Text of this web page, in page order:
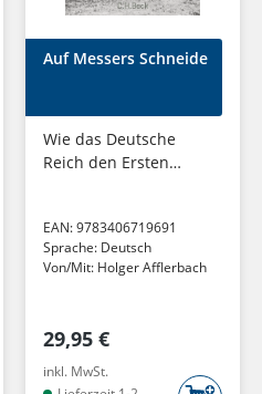
Auf Messers Schneide
Wie das Deutsche
Reich den Ersten
EAN:9783406719691
Sprache: Deutsch
Von/Mit: Holger Afflerbach
29,95 €
inkl. MwSt.